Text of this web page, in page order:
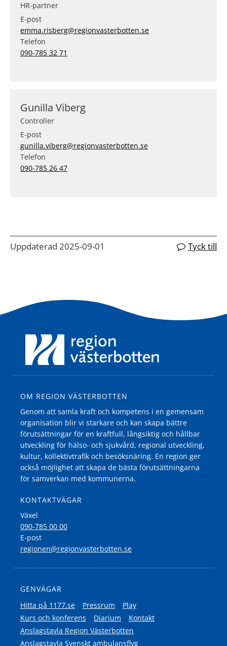
HR-partner
E-post
emma.risberg@regionvasterbotten.se
Telefon
090-785 32 71
Gunilla Viberg
Controller
E-post
gunilla.viberg@regionvasterbotten.se
Telefon
090-785 26 47
Uppdaterad 2025-09-01 Tyck till
OM REGION VÄSTERBOTTEN
Genom att samla kraft och kompetens i en gemensam
organisation blir vi starkare och kan skapa bättre
förutsättningar för en kraftfull, långsiktig och hållbar
utveckling för hälso- och sjukvård, regional utveckling,
kultur, kollektivtrafik och besöksnäring. En region ger
också möjlighet att skapa de bästa förutsättningarna
för samverkan med kommunerna.
KONTAKTVÄGAR
Växel
090-785 00 00
E-post
regionen@regionvasterbotten.se
GENVÄGAR
Hitta på 1177.se
Pressrum
Play
Kurs och konferens
Diarium
Kontakt
Anslagstavla Region Västerbotten
Anslagstavla Svenskt ambulansflyg